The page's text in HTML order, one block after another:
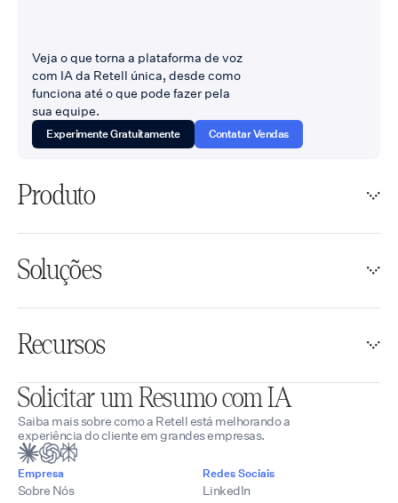
Veja o que torna a plataforma de voz
com IA da Retell única, desde como
funciona até o que pode fazer pela
sua equipe.
Experimente Gratuitamente Contatar Vendas
Produto
Soluções
Recursos
Solicitar um Resumo com IA
Saiba mais sobre como a Retell está melhorando a
experiência do cliente em grandes empresas.
Empresa
Sobre Nós
Redes Sociais
LinkedIn